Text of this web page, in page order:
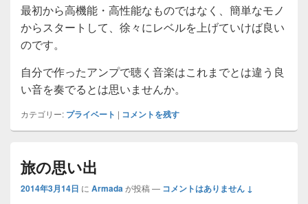
最初から高機能・高性能なものではなく、簡単なモノ
からスタートして、徐々にレベルを上げていけば良い
のです。
自分で作ったアンプで聴く音楽はこれまでとは違う良
い音を奏でるとは思いませんか。
カテゴリー: プライベート | コメントを残す
旅の思い出
2014年3月14日 に Armadaが投稿 — コメントはありません ↓